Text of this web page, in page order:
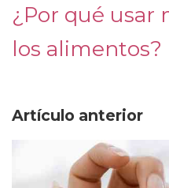
¿Por qué usar
los alimentos?
Artículo anterior